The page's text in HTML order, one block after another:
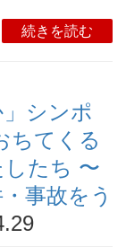
続きを読む
」シンポ
ちてくる
たち 〜
事故をう